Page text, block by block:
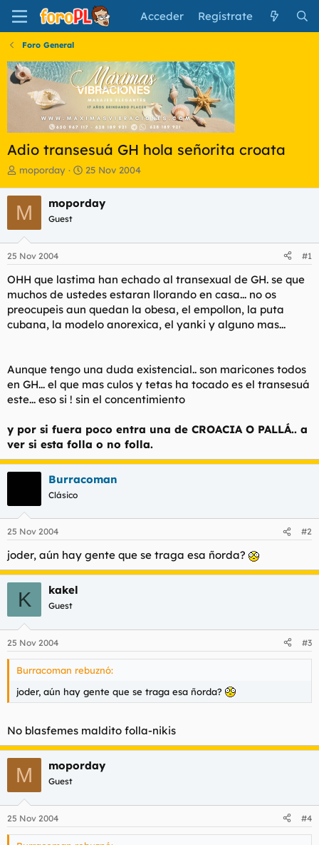
Acceder Regístrate
Foro General
Adio transesuá GH hola señorita croata
I
i
c
i
a
d
o
d
e
l
t
moporday
F
h
e
i
c
i
o
25 Nov 2004
M moporday
Guest
25 Nov 2004 #1
OHH que lastima han echado al transexual de GH. se que
muchos de ustedes estaran llorando en casa... no os
preocupeis aun quedan la obesa, el empollon, la puta
cubana, la modelo anorexica, el yanki y alguno mas...
Aunque tengo una duda existencial.. son maricones todos
en GH... el que mas culos y tetas ha tocado es el transesuá
este... eso si ! sin el concentimiento
y por si fuera poco entra una de CROACIA O PALLÁ.. a
ver si esta folla o no folla.
Burracoman
Clásico
25 Nov 2004 #2
joder, aún hay gente que se traga esa ñorda?
K kakel
Guest
25 Nov 2004 #3
Burracoman rebuznó:
joder, aún hay gente que se traga esa ñorda?
No blasfemes maldito folla-nikis
M moporday
Guest
25 Nov 2004 #4